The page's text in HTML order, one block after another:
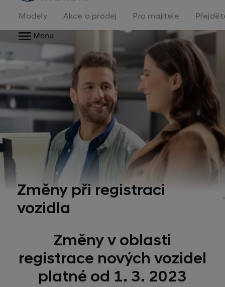
na
homepage
Modely Akce a prodej Pro majitele
Menu
Změny při registraci
vozidla
Změny v oblasti
registrace nových vozidel
platné od 1. 3. 2023